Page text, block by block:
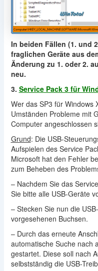
In beiden Fällen (1. und
fraglichen Geräte aus
Änderung zu 1. oder 2.
neu.
3. Service Pack 3 für
Wer das SP3 für Windows
Umständen Probleme mit
Computer angeschlossen
Grund: Die USB-
Aufspielen des Service
Microsoft hat den Fehler
zum Beheben des
– Nachdem Sie das
Sie bitte alle USB-Geräte
– Stecken Sie nun die
vorgesehenen Buchsen.
– Durch das erneute
automatische Suche nach
gestartet. Diese soll nach
selbstständig die USB-